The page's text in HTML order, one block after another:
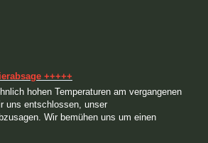
+++++
hohen Temperaturen am vergangenen
uns entschlossen, unser
Wir bemühen uns um einen